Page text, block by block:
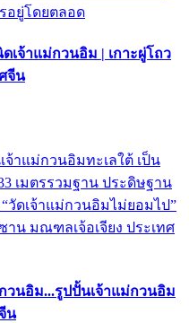
อยู่โดยตลอด
เจ้าแม่กวนอิม | เกาะผู่โถว
จีน
าแม่กวนอิมทะเลใต้ เป็น
เมตรรวมฐาน ประดิษฐาน
วัดเจ้าแม่กวนอิมไม่ยอมไป”
าน มณฑลเจ้อเจียง ประเทศ
วนอิม...รูปปั้นเจ้าแม่กวนอิม
น